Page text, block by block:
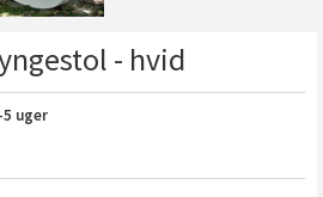
- hvid
5 uger